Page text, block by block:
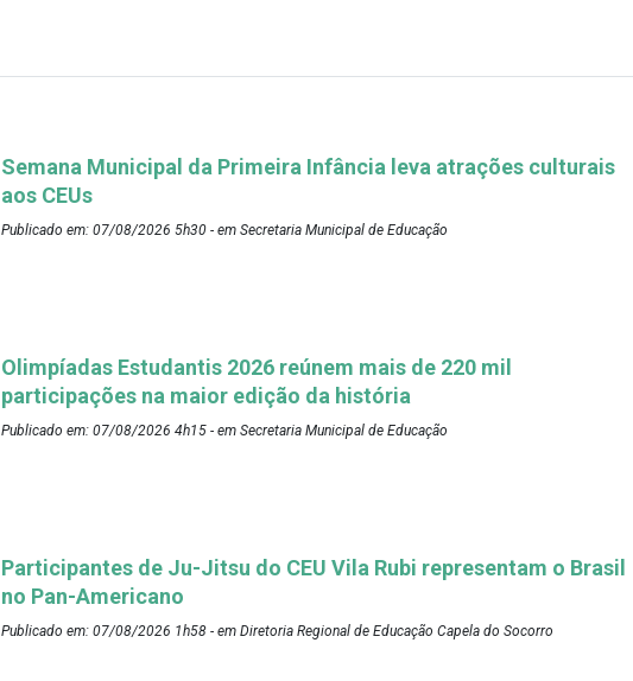
Semana Municipal da Primeira Infância leva atrações culturais
aos CEUs
Publicado em: 07/08/2026 5h30 - em Secretaria Municipal de Educação
Olimpíadas Estudantis 2026 reúnem mais de 220 mil
participações na maior edição da história
Publicado em: 07/08/2026 4h15 - em Secretaria Municipal de Educação
Participantes de Ju-Jitsu do CEU Vila Rubi representam o Brasil
no Pan-Americano
Publicado em: 07/08/2026 1h58 - em Diretoria Regional de Educação Capela do Socorro